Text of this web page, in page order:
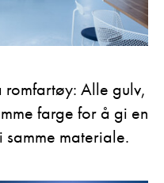
Alle gulv,
farge for å gi en
materiale.